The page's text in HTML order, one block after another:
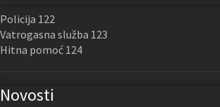
Policija 122
Vatrogasna služba 123
Hitna pomoć 124
Novosti